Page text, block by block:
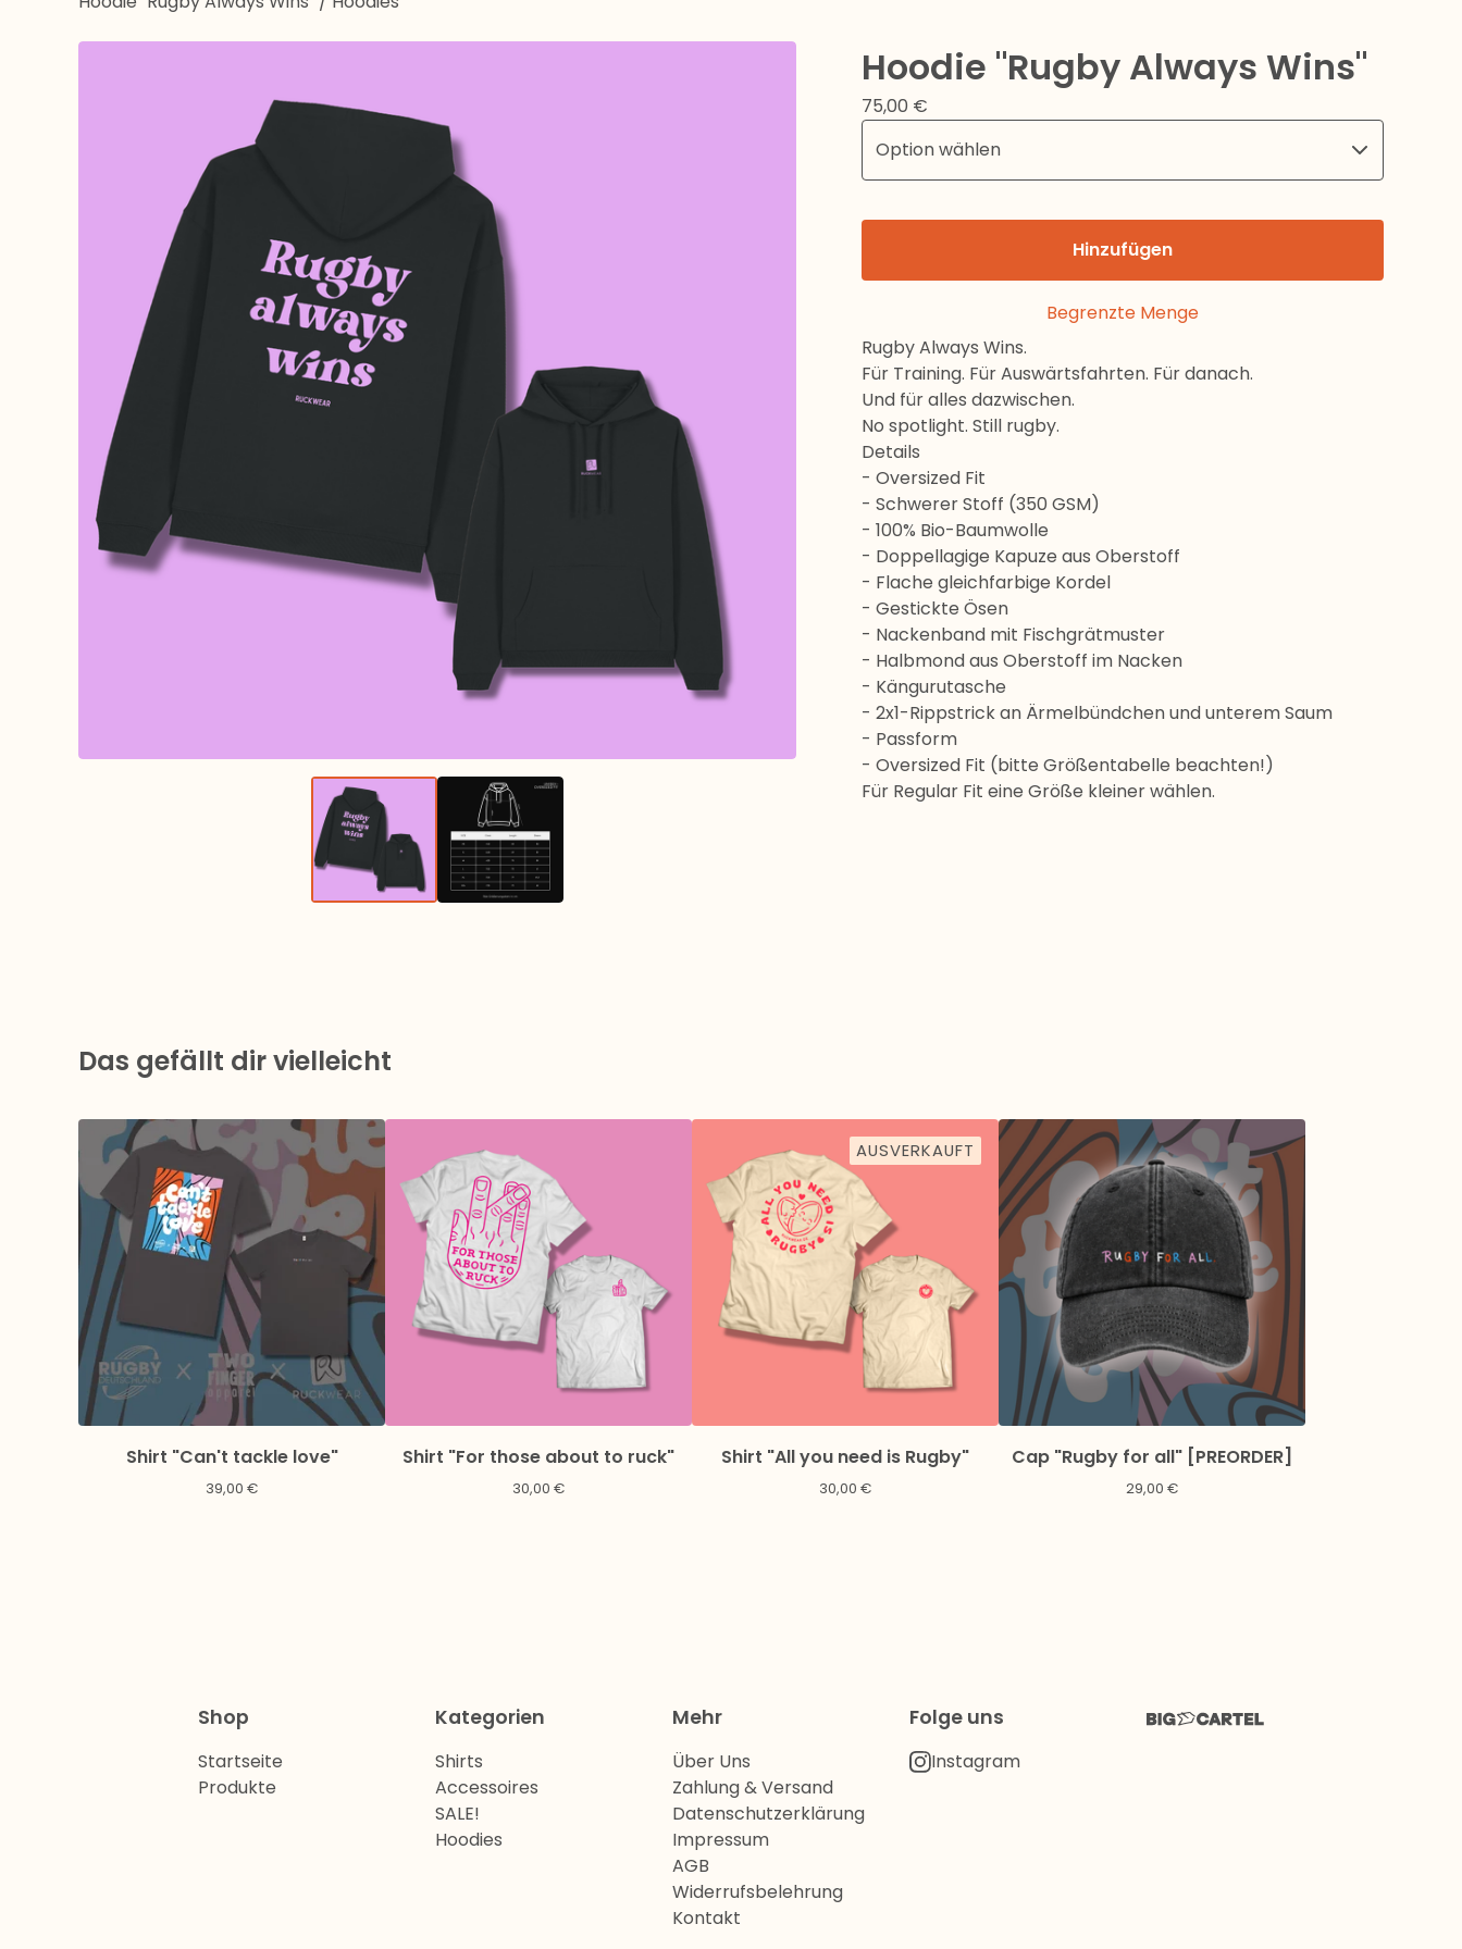
Hoodie "Rugby Always Wins"
75,00 €
Hinzufügen
Begrenzte Menge
Rugby Always Wins.
Für Training. Für Auswärtsfahrten. Für danach.
Und für alles dazwischen.
No spotlight. Still rugby.
Details
- Oversized Fit
- Schwerer Stoff (350 GSM)
- 100% Bio-Baumwolle
- Doppellagige Kapuze aus Oberstoff
- Flache gleichfarbige Kordel
- Gestickte Ösen
- Nackenband mit Fischgrätmuster
- Halbmond aus Oberstoff im Nacken
- Kängurutasche
- 2x1-Rippstrick an Ärmelbündchen und unterem Saum
- Passform
- Oversized Fit (bitte Größentabelle beachten!)
Für Regular Fit eine Größe kleiner wählen.
Das gefällt dir vielleicht
Shirt "Can't tackle love"
39,00 €
Shirt "For those about to ruck"
30,00 €
AUSVERKAUFT
Shirt "All you need is Rugby"
30,00 €
Cap "Rugby for all" [PREORDER]
29,00 €
Shop
Startseite
Produkte
Kategorien
Shirts
Accessoires
SALE!
Hoodies
Mehr
Über Uns
Zahlung & Versand
Datenschutzerklärung
Impressum
AGB
Widerrufsbelehrung
Kontakt
Folge uns
Instagram